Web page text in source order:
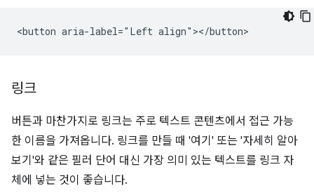
링크
버튼과 마찬가지로 링크는 주로 텍스트 콘텐츠에서 접근 가능
한 이름을 가져옵니다. 링크를 만들 때 '여기' 또는 '자세히 알아
보기'와 같은 필러 단어 대신 가장 의미 있는 텍스트를 링크 자
체에 넣는 것이 좋습니다.